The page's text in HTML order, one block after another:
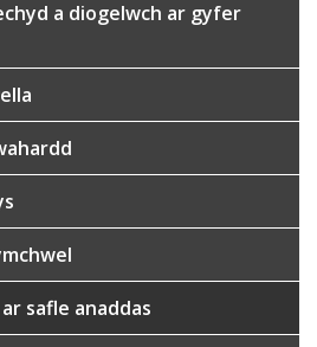
a diogelwch ar gyfer
safle anaddas